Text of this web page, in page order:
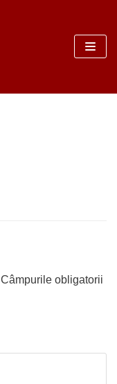
Câmpurile obligatorii